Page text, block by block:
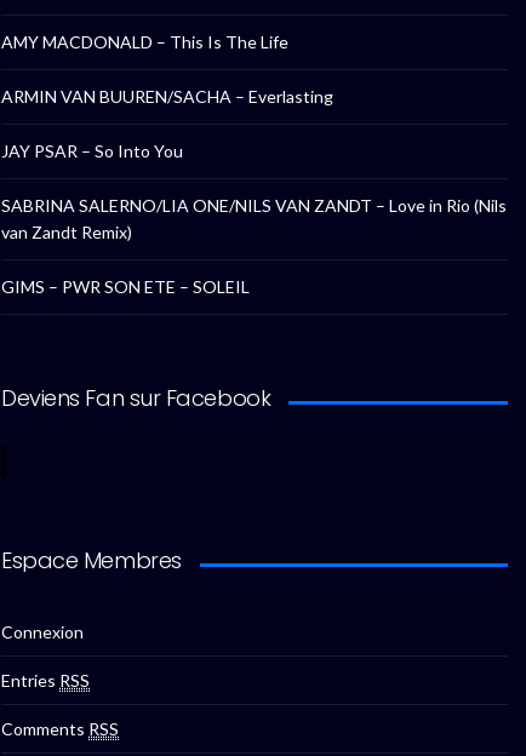
AMY MACDONALD – This Is The Life
ARMIN VAN BUUREN/SACHA – Everlasting
JAY PSAR – So Into You
SABRINA SALERNO/LIA ONE/NILS VAN ZANDT – Love in Rio (Nils
van Zandt Remix)
GIMS – PWR SON ETE – SOLEIL
Deviens Fan sur Facebook
Espace Membres
Connexion
Entries RSS
Comments RSS